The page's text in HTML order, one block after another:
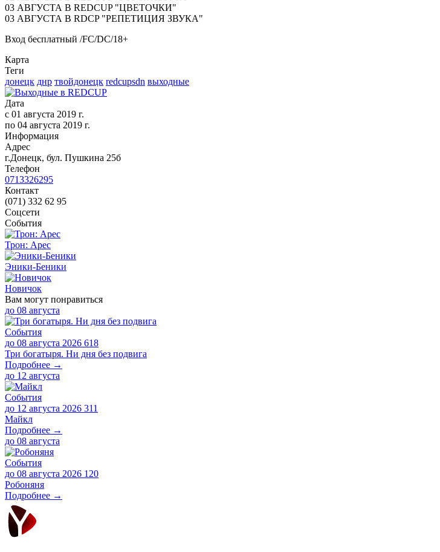
03 АВГУСТА В REDCUP "ЦВЕТОЧКИ"
03 АВГУСТА В RDCP "РЕПЕТИЦИЯ ЗВУКА"
Вход бесплатный /FC/DC/18+
Карта
Теги
донецк днр твойдонецк redcupsdn выходные
Дата
с 01 августа 2019 г.
по 04 августа 2019 г.
Информация
Адрес
г.Донецк, бул. Пушкина 25б
Телефон
0713326295
Контакт
(071) 332 62 95
Соцсети
События
Трон: Арес
Эники-Беники
Новичок
Вам могут понравиться
до 08 августа
События
до 08 августа 2026 618
Три богатыря. Ни дня без подвига
Подробнее →
до 12 августа
События
до 12 августа 2026 311
Майкл
Подробнее →
до 08 августа
События
до 08 августа 2026 120
Робоняня
Подробнее →